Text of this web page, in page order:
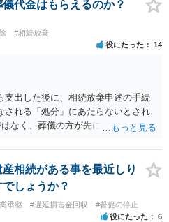
代金はもらえるのか？
#相続放棄
役にたった 14
支出した後に、相続放棄申述の手続
される「処分」にあたらないとされ
なく、葬儀の方が先に来るのが通常
が) ただ、葬儀費用ならいくらでもよ
の、社会的儀式として当然認められ
がよいです。 もし、相続人の皆さん
く、質素な葬儀を行った費用であれ
と認められない可能性が高いの
相続がある事を最近しり
しょうか？
承継 #遅延損害金回収 #督促の停止
役にたった 6